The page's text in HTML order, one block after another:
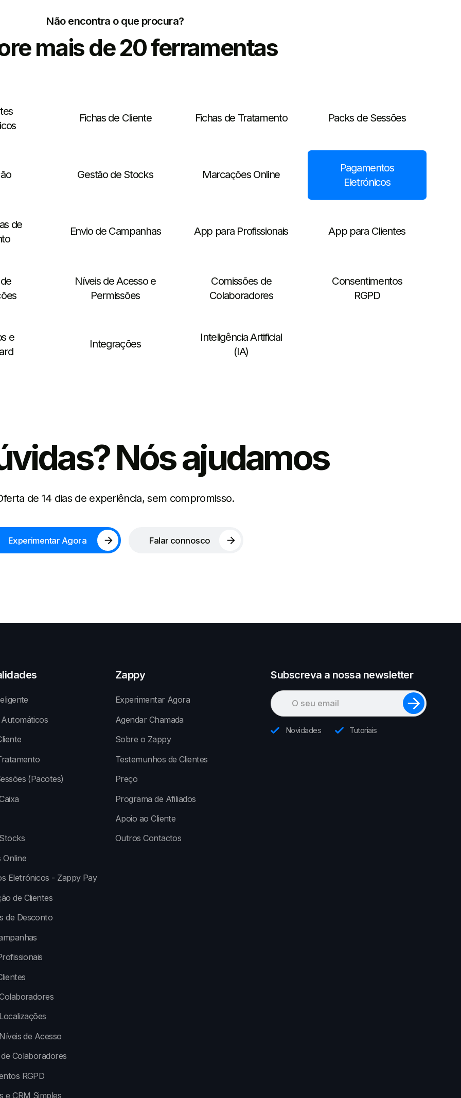
Não encontra o que procura?
mais de 20 ferramentas
Fichas de Cliente Fichas de Tratamento Packs de Sessões
Gestão de Stocks Marcações Online
Pagamentos
Eletrónicos
de
Envio de Campanhas App para Profissionais App para Clientes
Níveis de Acesso e
Permissões
Comissões de
Colaboradores
Consentimentos
RGPD
e
Integrações
Inteligência Artificial
(IA)
Nós ajudamos
de 14 dias de experiência, sem compromisso.
Experimentar Agora Falar connosco
(Pacotes)
Online
Eletrónicos - Zappy Pay
de Clientes
de Desconto
de Acesso
Colaboradores
RGPD
e CRM Simples
Zappy
Experimentar Agora
Agendar Chamada
Sobre o Zappy
Testemunhos de Clientes
Preço
Programa de Afiliados
Apoio ao Cliente
Outros Contactos
Subscreva a nossa newsletter
Novidades Tutoriais